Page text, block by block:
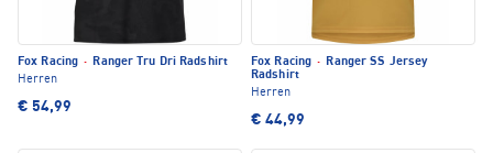
Fox Racing · Ranger Tru Dri Radshirt
Herren
€ 54,99
Fox Racing · Ranger SS Jersey
Radshirt
Herren
€ 44,99